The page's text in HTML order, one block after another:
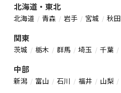
北海道・東北
北海道 青森 岩手 宮城 秋田
関東
茨城 栃木 群馬 埼玉 千葉
中部
新潟 富山 石川 福井 山梨